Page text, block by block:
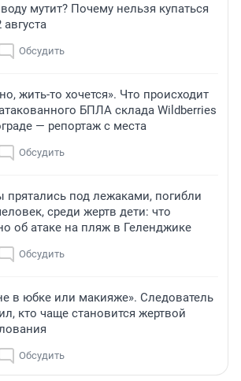
воду мутит? Почему нельзя купаться
Обсудить
жить-то хочется». Что происходит
БПЛА склада Wildberries
— репортаж с места
Обсудить
прятались под лежаками, погибли
среди жертв дети: что
об атаке на пляж в Геленджике
Обсудить
в юбке или макияже». Следователь
кто чаще становится жертвой
Обсудить